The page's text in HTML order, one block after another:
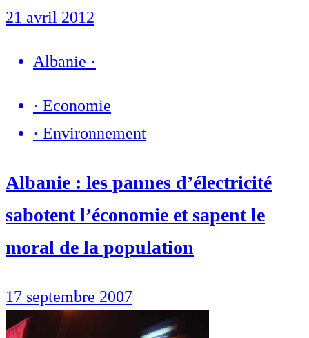
21 avril 2012
Albanie ·
· Economie
· Environnement
Albanie : les pannes d’électricité
sabotent l’économie et sapent le
moral de la population
17 septembre 2007